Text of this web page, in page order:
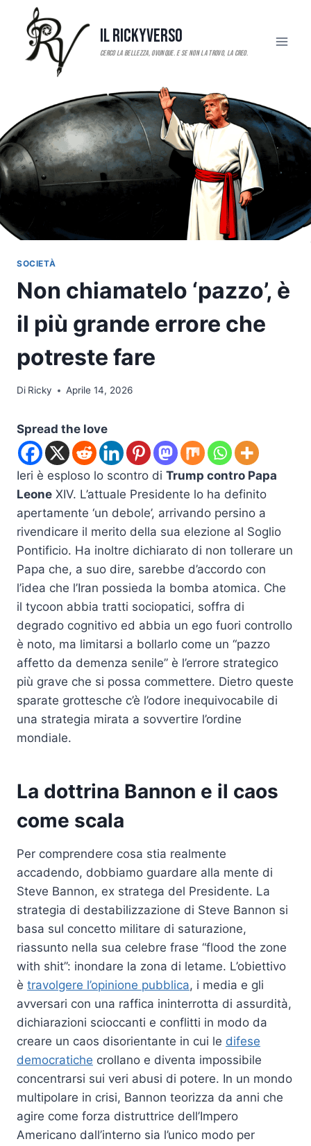
contenuto
Il RickyVerso
SOCIETÀ
Non chiamatelo ‘pazzo’, è
il più grande errore che
potreste fare
Di Ricky Aprile 14, 2026
Spread the love
Ieri è esploso lo scontro di Trump contro Papa
Leone XIV. L’attuale Presidente lo ha definito
apertamente ‘un debole’, arrivando persino a
rivendicare il merito della sua elezione al Soglio
Pontificio. Ha inoltre dichiarato di non tollerare un
Papa che, a suo dire, sarebbe d’accordo con
l’idea che l’Iran possieda la bomba atomica. Che
il tycoon abbia tratti sociopatici, soffra di
degrado cognitivo ed abbia un ego fuori controllo
è noto, ma limitarsi a bollarlo come un “pazzo
affetto da demenza senile” è l’errore strategico
più grave che si possa commettere. Dietro queste
sparate grottesche c’è l’odore inequivocabile di
una strategia mirata a sovvertire l’ordine
mondiale.
La dottrina Bannon e il caos
come scala
Per comprendere cosa stia realmente
accadendo, dobbiamo guardare alla mente di
Steve Bannon, ex stratega del Presidente. La
strategia di destabilizzazione di Steve Bannon si
basa sul concetto militare di saturazione,
riassunto nella sua celebre frase “flood the zone
with shit”: inondare la zona di letame. L’obiettivo
è travolgere l’opinione pubblica, i media e gli
avversari con una raffica ininterrotta di assurdità,
dichiarazioni scioccanti e conflitti in modo da
creare un caos disorientante in cui le difese
democratiche crollano e diventa impossibile
concentrarsi sui veri abusi di potere. In un mondo
multipolare in crisi, Bannon teorizza da anni che
agire come forza distruttrice dell’Impero
Americano dall’interno sia l’unico modo per